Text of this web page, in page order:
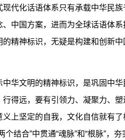
现代化话语体系只有承载中华民
、中国方案，进而为全球话语体
的精神标识，无疑是构建和创新
文明的精神标识，是巩固中华
得远，要有引领力、凝聚力、塑
义上坚定的自我，文化自信就有
个结合”中贯通“魂脉”和“根脉”